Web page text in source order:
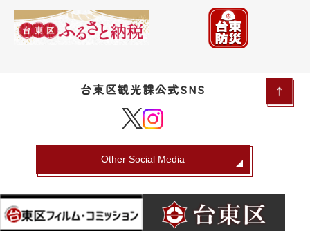
台東区観光課公式SNS
Other Social Media